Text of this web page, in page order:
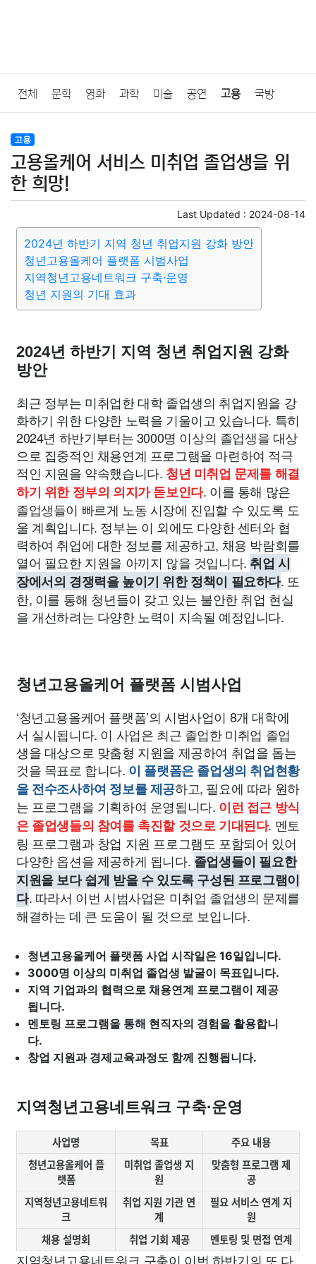
전체 문학 영화 과학 미술 공연 고용 국방
법률
질병 가요 방송 일상 주식 암호화폐 블록체인
미용 증권 인테리어
요리 상품리뷰 원예 금융 게임 스포츠 사진
대출 자동차 취미 여행 맛집
부동산
고용
고용올케어 서비스 미취업 졸업생을 위
한 희망!
Last Updated : 2024-08-14
2024년 하반기 지역 청년 취업지원 강화 방안
청년고용올케어 플랫폼 시범사업
지역청년고용네트워크 구축·운영
청년 지원의 기대 효과
2024년 하반기 지역 청년 취업지원 강화
방안
최근 정부는 미취업한 대학 졸업생의 취업지원을 강
화하기 위한 다양한 노력을 기울이고 있습니다. 특히
2024년 하반기부터는 3000명 이상의 졸업생을 대상
으로 집중적인 채용연계 프로그램을 마련하여 적극
적인 지원을 약속했습니다. 청년 미취업 문제를 해결
하기 위한 정부의 의지가 돋보인다. 이를 통해 많은
졸업생들이 빠르게 노동 시장에 진입할 수 있도록 도
울 계획입니다. 정부는 이 외에도 다양한 센터와 협
력하여 취업에 대한 정보를 제공하고, 채용 박람회를
열어 필요한 지원을 아끼지 않을 것입니다. 취업 시
장에서의 경쟁력을 높이기 위한 정책이 필요하다. 또
한, 이를 통해 청년들이 갖고 있는 불안한 취업 현실
을 개선하려는 다양한 노력이 지속될 예정입니다.
청년고용올케어 플랫폼 시범사업
‘청년고용올케어 플랫폼’의 시범사업이 8개 대학에
서 실시됩니다. 이 사업은 최근 졸업한 미취업 졸업
생을 대상으로 맞춤형 지원을 제공하여 취업을 돕는
것을 목표로 합니다. 이 플랫폼은 졸업생의 취업현황
을 전수조사하여 정보를 제공하고, 필요에 따라 원하
는 프로그램을 기획하여 운영됩니다. 이런 접근 방식
은 졸업생들의 참여를 촉진할 것으로 기대된다. 멘토
링 프로그램과 창업 지원 프로그램도 포함되어 있어
다양한 옵션을 제공하게 됩니다. 졸업생들이 필요한
지원을 보다 쉽게 받을 수 있도록 구성된 프로그램이
다. 따라서 이번 시범사업은 미취업 졸업생의 문제를
해결하는 데 큰 도움이 될 것으로 보입니다.
청년고용올케어 플랫폼 사업 시작일은 16일입니다.
3000명 이상의 미취업 졸업생 발굴이 목표입니다.
지역 기업과의 협력으로 채용연계 프로그램이 제공
됩니다.
멘토링 프로그램을 통해 현직자의 경험을 활용합니
다.
창업 지원과 경제교육과정도 함께 진행됩니다.
지역청년고용네트워크 구축·운영
사업명 목표
주요 내용
청년고용올케어 플
랫폼
미취업 졸업생 지
원
맞춤형 프로그램 제
공
지역청년고용네트워
크
취업 지원 기관 연
계
필요 서비스 연계 지
원
채용 설명회
취업 기회 제공 멘토링 및 면접 연계
지역청년고용네트워크 구축이 이번 하반기의 또 다